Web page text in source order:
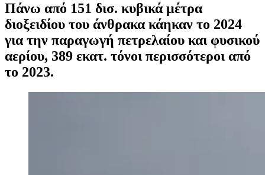
Πάνω από 151 δισ. κυβικά μέτρα
διοξειδίου του άνθρακα κάηκαν το 2024
για την παραγωγή πετρελαίου και φυσικού
αερίου, 389 εκατ. τόνοι περισσότεροι από
το 2023.